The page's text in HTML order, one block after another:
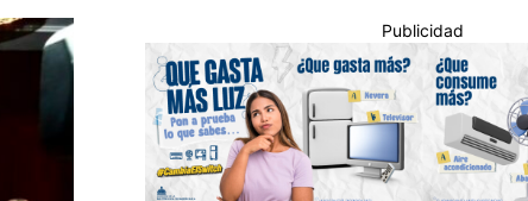
Publicidad